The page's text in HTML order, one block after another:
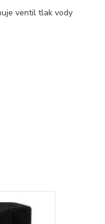
ventil tlak vody